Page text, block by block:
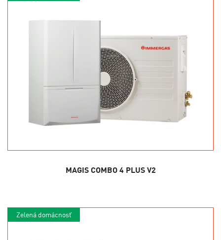
MAGIS COMBO 4 PLUS V2
Zelená domácnosť